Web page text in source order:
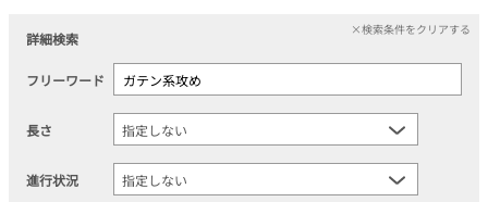
詳細検索
×検索条件をクリアする
フリーワード
長さ
進行状況